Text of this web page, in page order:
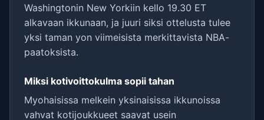
Washingtonin New Yorkiin kello 19.30 ET
alkavaan ikkunaan, ja juuri siksi ottelusta tulee
yksi taman yon viimeisista merkittavista NBA-
paatoksista.
Miksi kotivoittokulma sopii tahan
Myohaisissa melkein yksinaisissa ikkunoissa
vahvat kotijoukkueet saavat usein